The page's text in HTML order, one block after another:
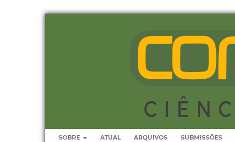
SOBRE ATUAL ARQUIVOS SUBMISSÕES